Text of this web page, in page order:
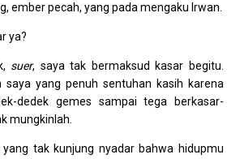
ember pecah, yang pada mengaku Irwan.
ya?
suer, saya tak bermaksud kasar begitu.
saya yang penuh sentuhan kasih karena
dedek gemes sampai tega berkasar-
mungkinlah.
yang tak kunjung nyadar bahwa hidupmu